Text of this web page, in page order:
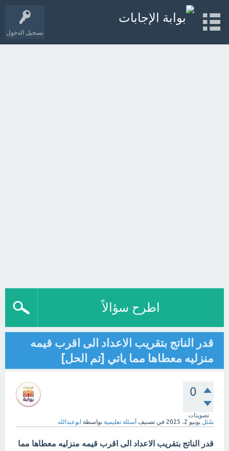
تسجيل الدخول
اطرح سؤالاً
قدر الناتج بتقريب الاعداد الى اقرب قيمه
منزليه معطاها مما ياتي [تم الحل]
0
تصويتات
سُئل يونيو 2، 2025 في تصنيف أسئلة تعليمية بواسطة ابوعبدالله
قدر الناتج بتقريب الاعداد الى اقرب قيمه منزليه معطاها مما